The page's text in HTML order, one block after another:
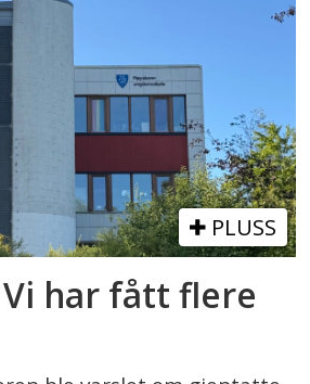
PLUSS
har fått flere